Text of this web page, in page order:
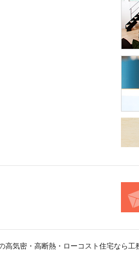
高気密・高断熱・ローコスト住宅なら工